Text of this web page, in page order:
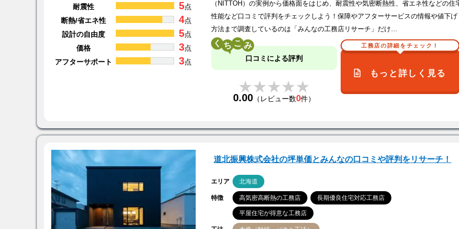
耐震性 5点
断熱/省エネ性
4点
設計の自由度
5点
価格
3点
アフターサポート
3点
（NITTOH）の実例から価格面をはじめ、耐震性や気密断熱性、省エネ性などの住
性能など口コミで評判をチェックしよう！保障やアフターサービスの情報や値下げ
方法まで調査しているのは「みんなの工務店リサーチ」だけ…
く こ
口コミによる評判
★★★★★
★★★★★
0.00 （レビュー数0件）
工務店の詳細をチェック！
もっと詳しく見る
道北振興株式会社の坪単価とみんなの口コミや評判をリサーチ！
エリア 北海道
特徴 高気密高断熱の工務店 長期優良住宅対応工務店
平屋住宅が得意な工務店